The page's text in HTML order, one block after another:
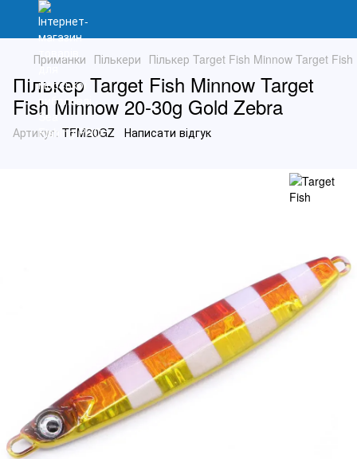
Приманки Пількери Пількер Target Fish Minnow Target
Пількер Target Fish Minnow Target
Fish Minnow 20-30g Gold Zebra
Артикул: TFM20GZ Написати відгук